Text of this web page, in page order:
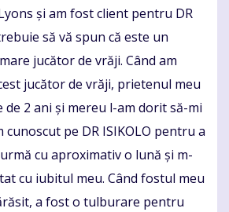
și am fost client pentru DR
să vă spun că este un
jucător de vrăji. Când am
jucător de vrăji, prietenul meu
de 2 ani și mereu l-am dorit să-mi
cunoscut pe DR ISIKOLO pentru a
cu aproximativ o lună și m-
cu iubitul meu. Când fostul meu
a fost o tulburare pentru